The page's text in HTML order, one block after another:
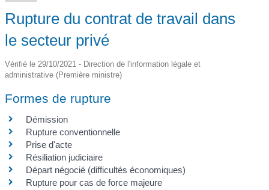
Rupture du contrat de travail dans
le secteur privé
Vérifié le 29/10/2021 - Direction de l'information légale et
administrative (Première ministre)
Formes de rupture
Démission
Rupture conventionnelle
Prise d'acte
Résiliation judiciaire
Départ négocié (difficultés économiques)
Rupture pour cas de force majeure